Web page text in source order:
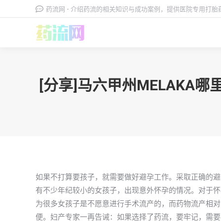
药流网 - 介绍药流的相关知识与成功案例，提供医院专用打
[分享]马六甲州MELAKA哪
如果不打算要孩子，就需要做好避孕工作。采取正确的
有不少年纪较小的女孩子，出现意外怀孕的情况。对于
为很多女孩子是不愿意进行手术流产的，而药物流产相
便。妇产专家一再告诫：如果选择了药流，要牢记，需